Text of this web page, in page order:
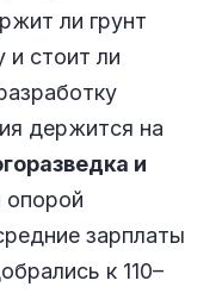
ли грунт
стоит ли
держится на
и
опорой
зарплаты
к 110–